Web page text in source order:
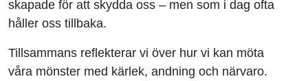
skapade för att skydda oss – men som i dag ofta
håller oss tillbaka.
Tillsammans reflekterar vi över hur vi kan möta
våra mönster med kärlek, andning och närvaro.